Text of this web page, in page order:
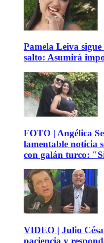
Pamela Leiva
salto: Asumirá
FOTO | Angélica
lamentable noticia
con galán turco:
VIDEO | Julio
paciencia y